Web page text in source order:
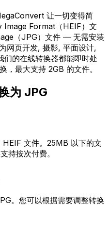
让一切变得简
Image Format（HEIF）文
（JPG）文件 — 无需安装
网页开发, 摄影, 平面设计,
的在线转换器都能即时处
，最大支持 2GB 的文件。
为 JPG
HEIF 文件。25MB 以下的文
持按次付费。
。您可以根据需要调整转换